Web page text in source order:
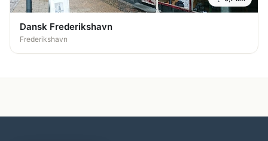
Dansk Frederikshavn
Frederikshavn